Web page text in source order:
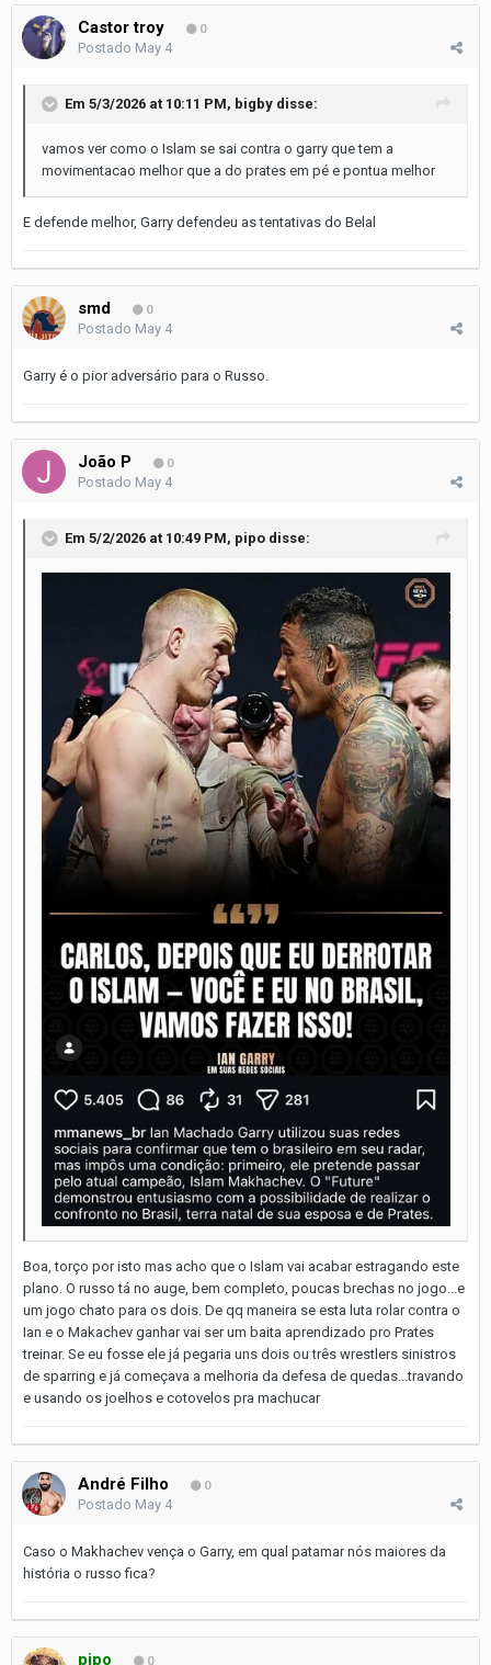
Castor troy 0
Postado May 4
Em 5/3/2026 at 10:11 PM, bigby disse:
vamos ver como o Islam se sai contra o garry que tem a
movimentacao melhor que a do prates em pé e pontua melhor
E defende melhor, Garry defendeu as tentativas do Belal
smd 0
Postado May 4
Garry é o pior adversário para o Russo.
João P 0
Postado May 4
Em 5/2/2026 at 10:49 PM, pipo disse:
Boa, torço por isto mas acho que o Islam vai acabar estragando este
plano. O russo tá no auge, bem completo, poucas brechas no jogo...e
um jogo chato para os dois. De qq maneira se esta luta rolar contra o
Ian e o Makachev ganhar vai ser um baita aprendizado pro Prates
treinar. Se eu fosse ele já pegaria uns dois ou três wrestlers sinistros
de sparring e já começava a melhoria da defesa de quedas...travando
e usando os joelhos e cotovelos pra machucar
André Filho 0
Postado May 4
Caso o Makhachev vença o Garry, em qual patamar nós maiores da
história o russo fica?
pipo 0